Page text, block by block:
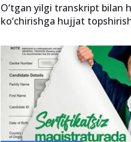
O‘tgan yilgi transkript bilan
ko‘chirishga hujjat